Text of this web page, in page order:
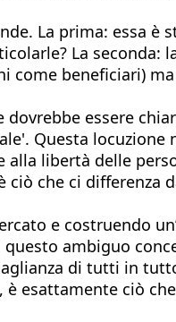
La prima: essa
La
beneficiari)
essere
Questa
libertà delle
ciò che ci
e costruendo
ambiguo
di tutti in
esattamente ciò